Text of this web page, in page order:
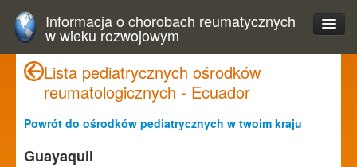
Informacja o chorobach reumatycznych
w wieku rozwojowym
Lista pediatrycznych ośrodków
reumatologicznych - Ecuador
Powrót do ośrodków pediatrycznych w twoim kraju
Guayaquil